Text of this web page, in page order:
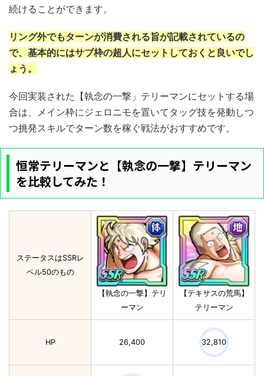
続けることができます。
リング外でもターンが消費される旨が記載されているの
で、基本的にはサブ枠の超人にセットしておくと良いでし
ょう。
今回実装された【執念の一撃」テリーマンにセットする場
合は、メイン枠にジェロニモを置いてタッグ技を発動しつ
つ挑発スキルでターン数を稼ぐ戦法がおすすめです。
恒常テリーマンと【執念の一撃】テリーマン
を比較してみた！
ステータスはSSRレ
ベル50のもの
【執念の一撃】テリ
ーマン
【テキサスの荒馬】
テリーマン
HP 26,400 32,810